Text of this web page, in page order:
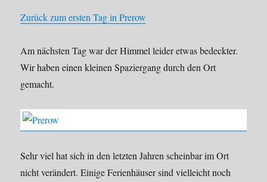
Zurück zum ersten Tag in Prerow
Am nächsten Tag war der Himmel leider etwas bedeckter.
Wir haben einen kleinen Spaziergang durch den Ort
gemacht.
Sehr viel hat sich in den letzten Jahren scheinbar im Ort
nicht verändert. Einige Ferienhäuser sind vielleicht noch